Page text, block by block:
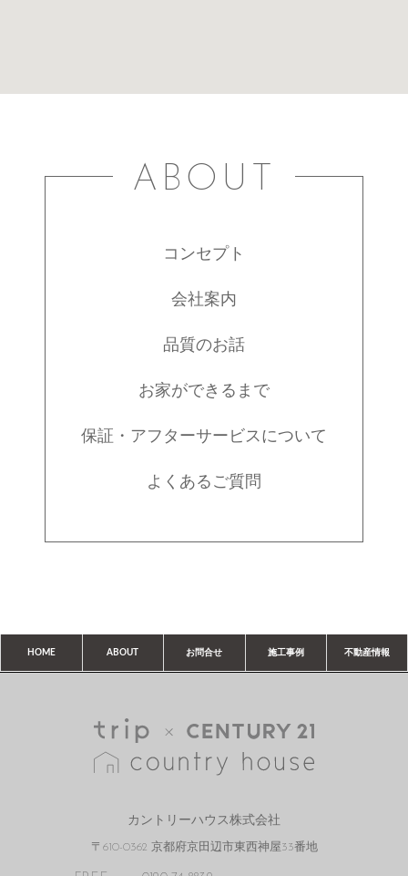
ABOUT
コンセプト
会社案内
品質のお話
お家ができるまで
保証・アフターサービスについて
よくあるご質問
HOME ABOUT お問合せ 施工事例 不動産情報
カントリーハウス株式会社
〒610-0362 京都府京田辺市東西神屋33番地